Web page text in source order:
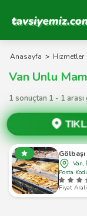
Tavsiyemiz
Anasayfa > Hizmetler
Van Unlu
1 sonuçtan 1 - 1
Van,
Posta
Fiyat